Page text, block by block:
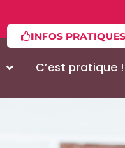
INFOS PRATIQUES
C’est pratique !